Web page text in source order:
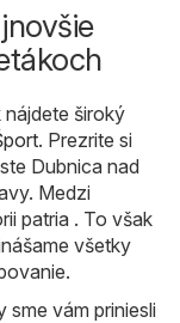
nájdete široký
. Prezrite si
Dubnica nad
Medzi
patria . To však
všetky
sme vám priniesli